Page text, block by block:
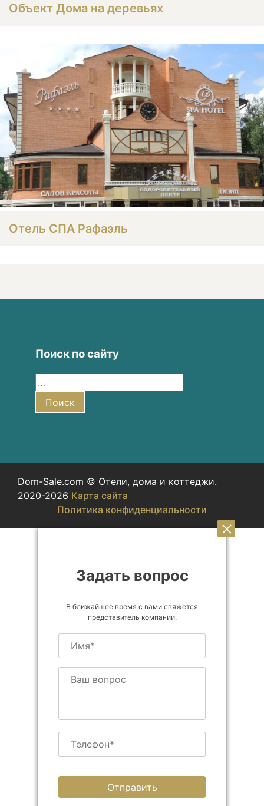
Объект Дома на деревьях
Отель СПА Рафаэль
Поиск по сайту
Поиск
Dom-Sale.com © Отели, дома и коттеджи.
2020-2026 Карта сайта
Политика конфиденциальности
Задать вопрос
В ближайшее время с вами свяжется
представитель компании.